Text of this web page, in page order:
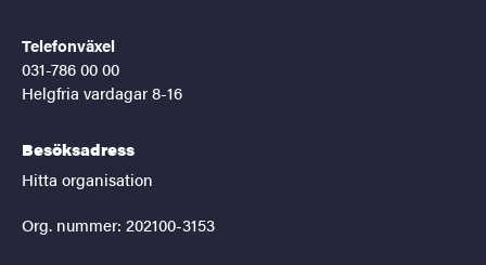
Telefonväxel
031-786 00 00
Helgfria vardagar 8-16
Besöksadress
Hitta organisation
Org. nummer: 202100-3153